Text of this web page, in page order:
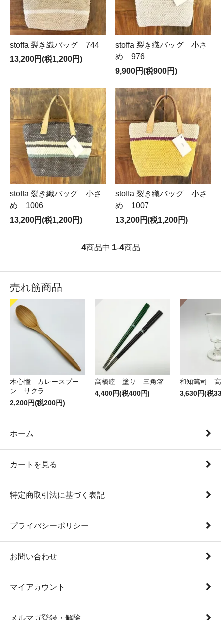
stoffa 裂き織バッグ 744
13,200円(税1,200円)
stoffa 裂き織バッグ 小さ
め 976
9,900円(税900円)
stoffa 裂き織バッグ 小さ
め 1006
13,200円(税1,200円)
stoffa 裂き織バッグ 小さ
め 1007
13,200円(税1,200円)
4商品中 1-4商品
売れ筋商品
木心憧 カレースプー
ン サクラ
2,200円(税200円)
高橋睦 塗り 三角箸
4,400円(税400円)
和知篤司
3,630円(税
ホーム
カートを見る
特定商取引法に基づく表記
プライバシーポリシー
お問い合わせ
マイアカウント
メルマガ登録・解除